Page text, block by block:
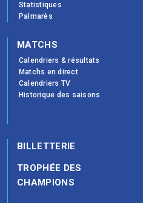
Statistiques
Palmarès
MATCHS
Calendriers & résultats
Matchs en direct
Calendriers TV
Historique des saisons
BILLETTERIE
TROPHÉE DES
CHAMPIONS